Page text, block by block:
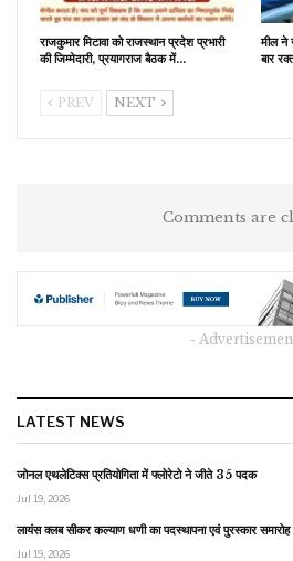
राजकुमार मिटावा को राजस्थान प्रदेश प्रभारी
की जिम्मेदारी, प्रयागराज बैठक में…
मील ने
बार
PREV NEXT
Comments are
-
LATEST NEWS
जोनल एथलेटिक्स प्रतियोगिता में फ्लोरेटो ने जीते 35 पदक
Jul 19, 2026
लायंस क्लब सीकर कल्याण धणी का पदस्थापना एवं पुरस्कार समारोह
Jul 19, 2026